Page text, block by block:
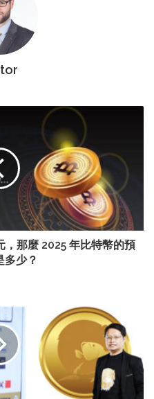
那麼 2025 年比特幣的預
多少？